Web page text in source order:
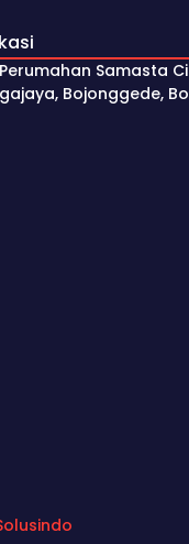
Samasta
Bojonggede,